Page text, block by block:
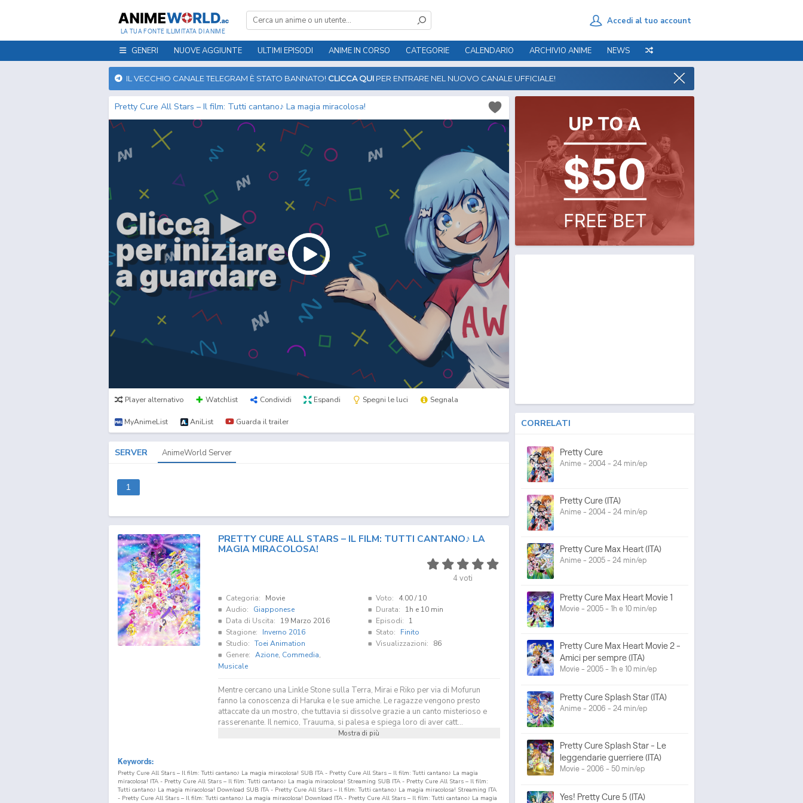
LA TUA FONTE ILLIMITATA DI ANIME
Accedi al tuo account
GENERI NUOVE AGGIUNTE ULTIMI EPISODI ANIME IN CORSO CATEGORIE CALENDARIO ARCHIVIO ANIME NEWS
IL VECCHIO CANALE TELEGRAM È STATO BANNATO! CLICCA QUI PER ENTRARE NEL NUOVO CANALE UFFICIALE!
Pretty Cure All Stars – Il film: Tutti cantano♪ La magia miracolosa!
Player alternativo Watchlist Condividi Espandi Spegni le luci Segnala
MyAnimeList AniList Guarda il trailer
SERVER AnimeWorld Server
1
PRETTY CURE ALL STARS – IL FILM: TUTTI CANTANO♪ LA
MAGIA MIRACOLOSA!
4voti
Categoria:
Movie
Audio:
Giapponese
Data di Uscita:
19 Marzo 2016
Stagione:
Inverno 2016
Studio: Toei Animation
Genere: Azione, Commedia,
Musicale
Voto: 4.00/ 10
Durata:
1h e 10 min
Episodi:
1
Stato:
Finito
Visualizzazioni:
86
Mentre cercano una Linkle Stone sulla Terra, Mirai e Riko per via di Mofurun
fanno la conoscenza di Haruka e le sue amiche. Le ragazze vengono presto
attaccate da un mostro, che tuttavia si dissolve grazie a un canto misterioso e
rasserenante. Il nemico, Trauuma, si palesa e spiega loro di aver catt...
Mostra di più
Keywords:
Pretty Cure All Stars – Il film: Tutti cantano♪ La magia miracolosa! SUB ITA - Pretty Cure All Stars – Il film: Tutti cantano♪ La magia
miracolosa! ITA - Pretty Cure All Stars – Il film: Tutti cantano♪ La magia miracolosa! Streaming SUB ITA - Pretty Cure All Stars – Il film:
Tutti cantano♪ La magia miracolosa! Download SUB ITA - Pretty Cure All Stars – Il film: Tutti cantano♪ La magia miracolosa! Streaming ITA
- Pretty Cure All Stars – Il film: Tutti cantano♪ La magia miracolosa! Download ITA - Pretty Cure All Stars – Il film: Tutti cantano♪ La magia
CORRELATI
Pretty Cure
Anime - 2004 - 24 min/ep
Pretty Cure (ITA)
Anime - 2004 - 24 min/ep
Pretty Cure Max Heart (ITA)
Anime - 2005 - 24 min/ep
Pretty Cure Max Heart Movie 1
Movie - 2005 - 1h e 10 min/ep
Pretty Cure Max Heart Movie 2 -
Amici per sempre (ITA)
Movie - 2005 - 1h e 10 min/ep
Pretty Cure Splash Star (ITA)
Anime - 2006 - 24 min/ep
Pretty Cure Splash Star - Le
leggendarie guerriere (ITA)
Movie - 2006 - 50 min/ep
Yes! Pretty Cure 5 (ITA)